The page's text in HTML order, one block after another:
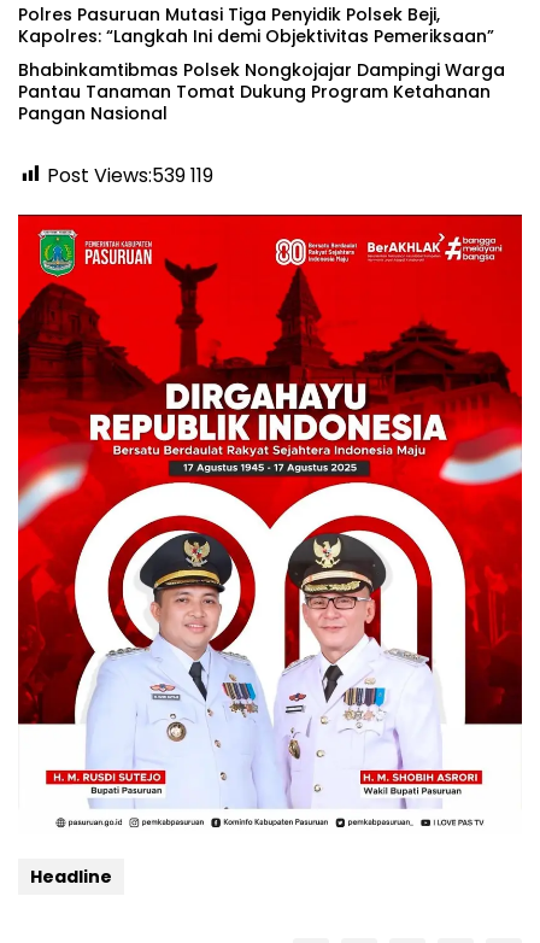
‎Polres Pasuruan Mutasi Tiga Penyidik Polsek Beji,
Kapolres: “Langkah Ini demi Objektivitas Pemeriksaan”
Bhabinkamtibmas Polsek Nongkojajar Dampingi Warga
Pantau Tanaman Tomat Dukung Program Ketahanan
Pangan Nasional
Post Views:539119
Headline